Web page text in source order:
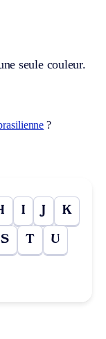
seule couleur.
?
I J K
S T U